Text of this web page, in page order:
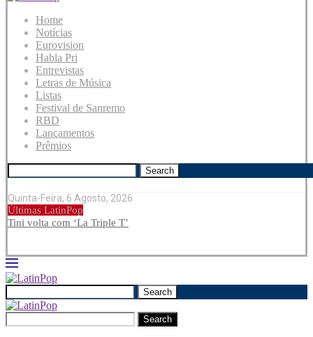
Home
Notícias
Eurovision
Habla Pri
Entrevistas
Letras de Música
Listas
Festival de Sanremo
RBD
Lançamentos
Prêmios
Search
Quinta-Feira, 6 Agosto, 2026
Últimas LatinPop
Tini volta com ‘La Triple T’
Search
Search